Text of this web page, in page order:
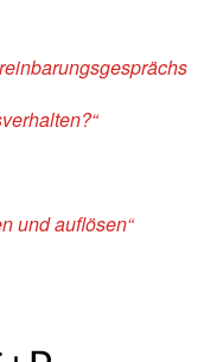
und auflösen“